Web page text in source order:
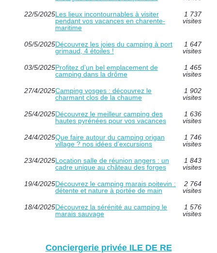
22/5/2025Les lieux incontournables à visiter
pendant vos vacances en charente-
maritime
1 737
visites
05/5/2025Découvrez les joies du camping à port
grimaud, 4 étoiles !
1 647
visites
03/5/2025Profitez d’un bel emplacement de
camping dans la drôme
1 465
visites
27/4/2025Camping vosges : découvrez le
charmant clos de la chaume
1 902
visites
25/4/2025Découvrez le meilleur camping des
hautes pyrénées pour vos vacances
1 636
visites
24/4/2025Que faire autour du camping origan
village ? nos idées d’excursions
1 746
visites
23/4/2025Location salle de réunion angers : un
cadre unique au château des forges
1 843
visites
19/4/2025Découvrez le camping marais poitevin :
détente et nature à portée de main
2 764
visites
18/4/2025Découvrez la sérénité au camping le
marais sauvage
1 576
visites
Conciergerie privée ILE DE RE